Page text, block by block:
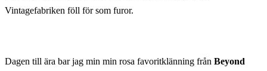
Vintagefabriken föll för som furor.
Dagen till ära bar jag min min rosa favoritklänning från Beyond